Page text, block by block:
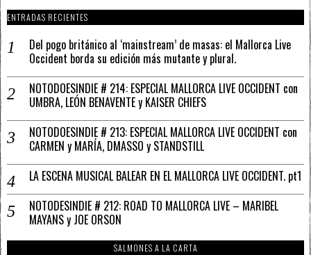
ENTRADAS RECIENTES
Del pogo británico al ‘mainstream’ de masas: el Mallorca Live
Occident borda su edición más mutante y plural.
NOTODOESINDIE # 214: ESPECIAL MALLORCA LIVE OCCIDENT con
UMBRA, LEÓN BENAVENTE y KAISER CHIEFS
NOTODOESINDIE # 213: ESPECIAL MALLORCA LIVE OCCIDENT con
CARMEN y MARÍA, DMASSO y STANDSTILL
LA ESCENA MUSICAL BALEAR EN EL MALLORCA LIVE OCCIDENT. pt1
NOTODESINDIE # 212: ROAD TO MALLORCA LIVE – MARIBEL
MAYANS y JOE ORSON
SALMONES A LA CARTA